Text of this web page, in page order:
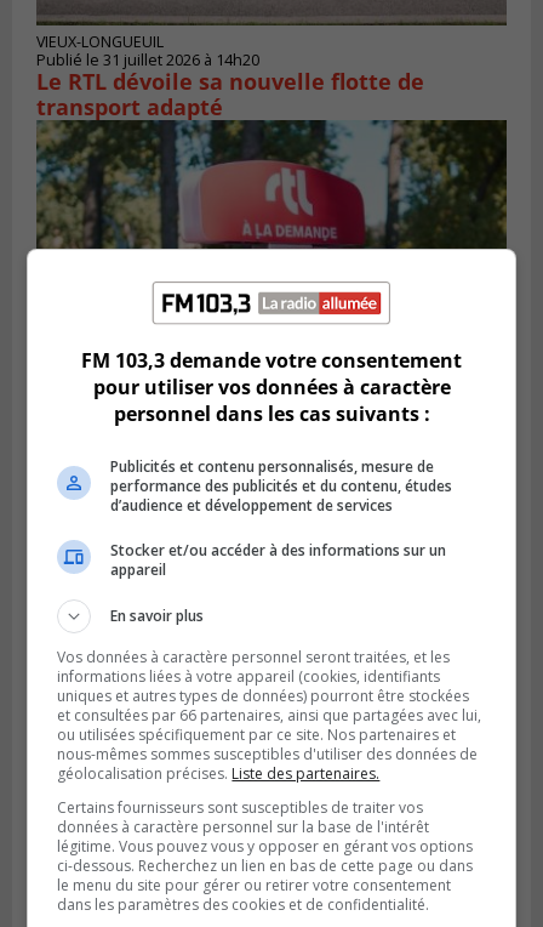
VIEUX-LONGUEUIL
Publié le 31 juillet 2026 à 14h20
Le RTL dévoile sa nouvelle flotte de
transport adapté
BROSSARD
Le transport à la demande du RTL prend
de l’expansion à Brossard
BOUCHERVILLE
Publié le 31 juillet 2026 à 06h57
Boucherville veut de la sécurité
ferroviaire sur son territoire
FM 103,3 demande votre consentement
pour utiliser vos données à caractère
personnel dans les cas suivants :
Publicités et contenu personnalisés, mesure de
performance des publicités et du contenu, études
d’audience et développement de services
Stocker et/ou accéder à des informations sur un
appareil
En savoir plus
Vos données à caractère personnel seront traitées, et les
informations liées à votre appareil (cookies, identifiants
uniques et autres types de données) pourront être stockées
et consultées par 66 partenaires, ainsi que partagées avec lui,
ou utilisées spécifiquement par ce site. Nos partenaires et
nous-mêmes sommes susceptibles d'utiliser des données de
géolocalisation précises. Liste des partenaires.
Certains fournisseurs sont susceptibles de traiter vos
données à caractère personnel sur la base de l'intérêt
légitime. Vous pouvez vous y opposer en gérant vos options
ci-dessous. Recherchez un lien en bas de cette page ou dans
le menu du site pour gérer ou retirer votre consentement
dans les paramètres des cookies et de confidentialité.